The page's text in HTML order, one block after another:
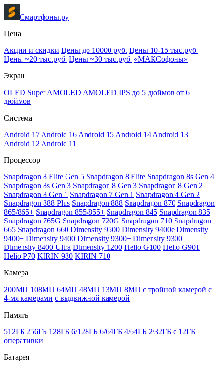
Смартфоны.ру
Цена
Акции и скидки Цены до 10000 руб. Цены 10-15 тыс.руб.
Цены ~20 тыс.руб. Цены ~30 тыс.руб. «МАКСофоны»
Экран
OLED Super AMOLED AMOLED IPS до 5 дюймов от 6
дюймов
Система
Android 17 Android 16 Android 15 Android 14 Android 13
Android 12 Android 11
Процессор
Snapdragon 8 Elite Gen 5 Snapdragon 8 Elite Snapdragon 8s Gen 4
Snapdragon 8s Gen 3 Snapdragon 8 Gen 3 Snapdragon 8 Gen 2
Snapdragon 8 Gen 1 Snapdragon 7 Gen 1 Snapdragon 4 Gen 2
Snapdragon 888 Plus Snapdragon 888 Snapdragon 870 Snapdragon
865/865+ Snapdragon 855/855+ Snapdragon 845 Snapdragon 835
Snapdragon 765G Snapdragon 720G Snapdragon 710 Snapdragon
665 Snapdragon 660 Dimensity 9500 Dimensity 9400e Dimensity
9400+ Dimensity 9400 Dimensity 9300+ Dimensity 9300
Dimensity 8400 Ultra Dimensity 1200 Helio G100 Helio G90T
Helio P70 KIRIN 980 KIRIN 710
Камера
200МП 108МП 64МП 48МП 13МП 8МП с тройной камерой с
4-мя камерами с выдвижной камерой
Память
512ГБ 256ГБ 128ГБ 6/128ГБ 6/64ГБ 4/64ГБ 2/32ГБ с 12ГБ
оперативки
Батарея